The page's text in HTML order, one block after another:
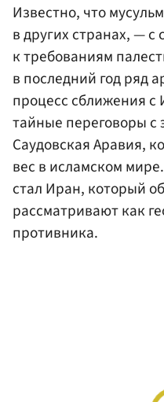
Известно, что
в других странах, — с
к требованиям
в последний год ряд
процесс сближения с
тайные переговоры с
Саудовская Аравия,
вес в исламском
стал Иран, который
рассматривают как
противника.